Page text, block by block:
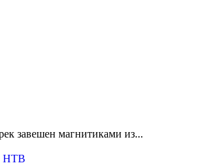
завешен магнитиками из...
НТВ